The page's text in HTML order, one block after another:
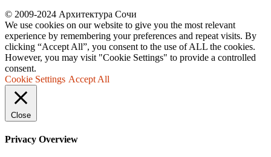
© 2009-2024 Архитектура Сочи
We use cookies on our website to give you the most relevant
experience by remembering your preferences and repeat visits. By
clicking “Accept All”, you consent to the use of ALL the cookies.
However, you may visit "Cookie Settings" to provide a controlled
consent.
Cookie Settings Accept All
Close
Privacy Overview